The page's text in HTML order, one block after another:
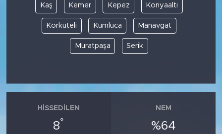
Kaş Kemer Kepez Konyaaltı
Korkuteli Kumluca Manavgat
Muratpaşa Serik
HISSEDILEN
8°
NEM
%64